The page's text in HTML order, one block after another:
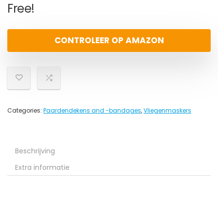
Free!
CONTROLEER OP AMAZON
Categories: Paardendekens and -bandages,Vliegenmaskers
Beschrijving
Extra informatie